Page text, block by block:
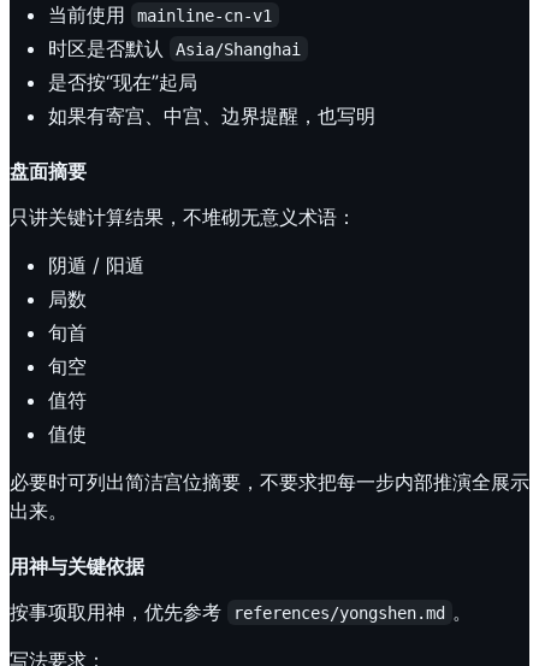
当前使用
mainline-cn-v1
时区是否默认 Asia/Shanghai
是否按“现在”起局
如果有寄宫、中宫、边界提醒，也写明
盘面摘要
只讲关键计算结果，不堆砌无意义术语：
阴遁 / 阳遁
局数
旬首
旬空
值符
值使
必要时可列出简洁宫位摘要，不要求把每一步内部推演全展示
出来。
用神与关键依据
按事项取用神，优先参考
references/yongshen.md
。
写法要求：